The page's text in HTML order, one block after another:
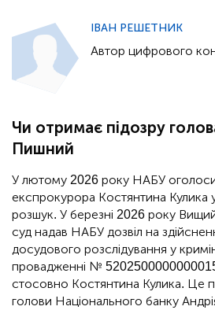
Чи отримає підозру
Пишний
ІВАН РЕШЕТНИК
Автор цифрового
У лютому 2026 року НАБУ
експрокурора Костянтина Кулика
розшук. У березні 2026 року
суд надав НАБУ дозвіл на
досудового розслідування у
провадженні №
стосовно Костянтина Кулика. Це
голови Національного банку